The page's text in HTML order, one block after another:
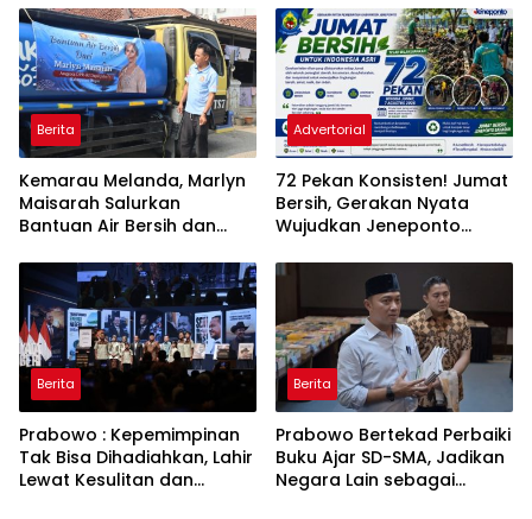
Wabup Takalar: Apresiasi
Bahwa Sejarah Adalah
Warisan yang Tak Ternilai”.
PLN
Berita
Kemarau Melanda, Marlyn
Maisarah Salurkan
Bantuan Air Bersih dan
Babakan Madang
Advertorial
72 Pekan Konsisten! Jumat
Bersih, Gerakan Nyata
Wujudkan Jeneponto
ASRI
Berita
Prabowo : Kepemimpinan
Tak Bisa Dihadiahkan, Lahir
Lewat Kesulitan dan
Berita
Prabowo Bertekad Perbaiki
Buku Ajar SD-SMA, Jadikan
Negara Lain sebagai